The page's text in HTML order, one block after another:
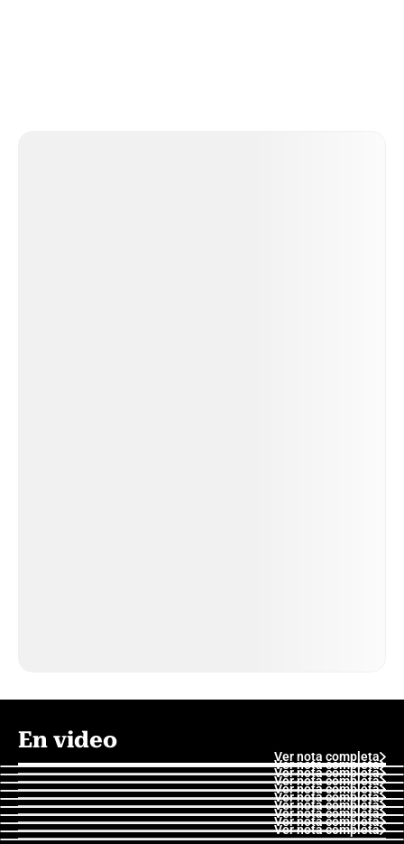
En video
Ver nota completa
Ver nota completa
Ver nota completa
Ver nota completa
Ver nota completa
Ver nota completa
Ver nota completa
Ver nota completa
Ver nota completa
Ver nota completa